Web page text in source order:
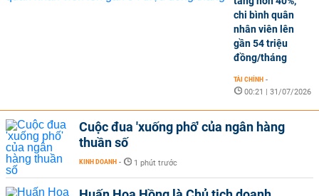
chi bình quân
nhân viên lên
gần 54 triệu
đồng/tháng
TÀI CHÍNH -
00:21 | 31/07/2026
Cuộc đua 'xuống phố' của ngân hàng
thuần số
KINH DOANH - 1 phút trước